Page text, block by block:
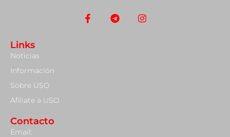
Links
Noticias
Información
Sobre USO
Afiliate a USO
Contacto
Email: